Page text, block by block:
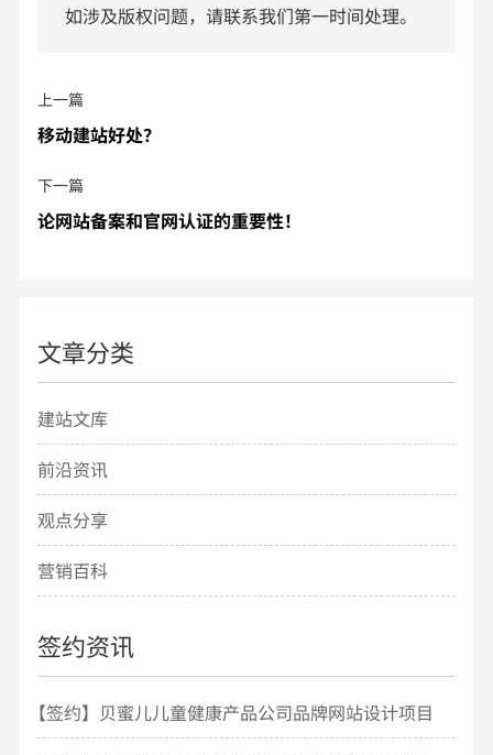
如涉及版权问题，请联系我们第一时间处理。
上一篇
移动建站好处？
下一篇
论网站备案和官网认证的重要性！
文章分类
建站文库
前沿资讯
观点分享
营销百科
签约资讯
【签约】贝蜜儿儿童健康产品公司品牌网站设计项目